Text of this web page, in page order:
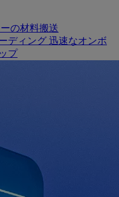
の材料搬送
ディング 迅速なオンボ
プ